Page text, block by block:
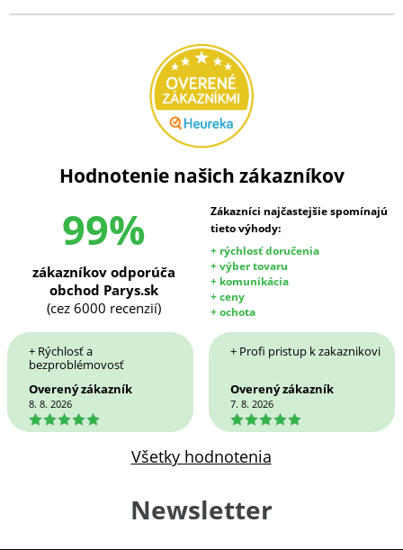
Hodnotenie našich zákazníkov
99%
Zákazníci najčastejšie spomínajú
tieto výhody:
+ rýchlosť doručenia
+ výber tovaru
+ komunikácia
+ ceny
+ ochota
zákazníkov odporúča
obchod Parys.sk
(cez 6000 recenzií)
+ Rýchlosť a
bezproblémovosť
Overený zákazník
8. 8. 2026
5
+ Profi pristup k zakaznikovi
Overený zákazník
7. 8. 2026
5
Všetky hodnotenia
Newsletter